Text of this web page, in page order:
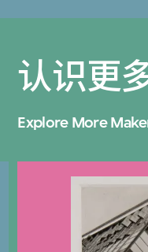
认识更
Explore More